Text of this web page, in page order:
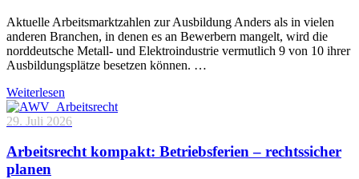
Aktuelle Arbeitsmarktzahlen zur Ausbildung Anders als in vielen
anderen Branchen, in denen es an Bewerbern mangelt, wird die
norddeutsche Metall- und Elektroindustrie vermutlich 9 von 10 ihrer
Ausbildungsplätze besetzen können. …
Weiterlesen
29. Juli 2026
Arbeitsrecht kompakt: Betriebsferien – rechtssicher
planen